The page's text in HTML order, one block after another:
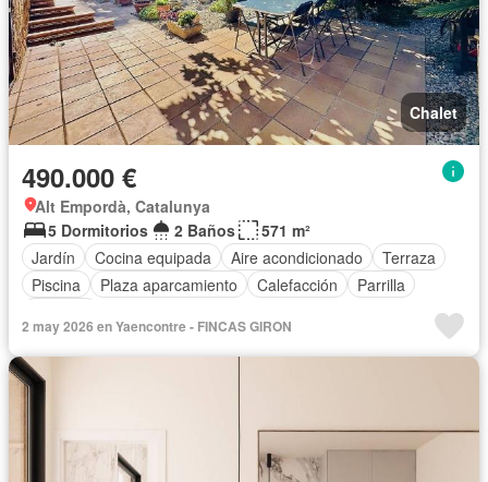
Chalet
490.000 €
Alt Empordà, Catalunya
5 Dormitorios
2 Baños
571 m²
Jardín
Cocina equipada Aire acondicionado
Terraza
Piscina
Plaza aparcamiento Calefacción
Parrilla
2 may 2026 en Yaencontre - FINCAS GIRON